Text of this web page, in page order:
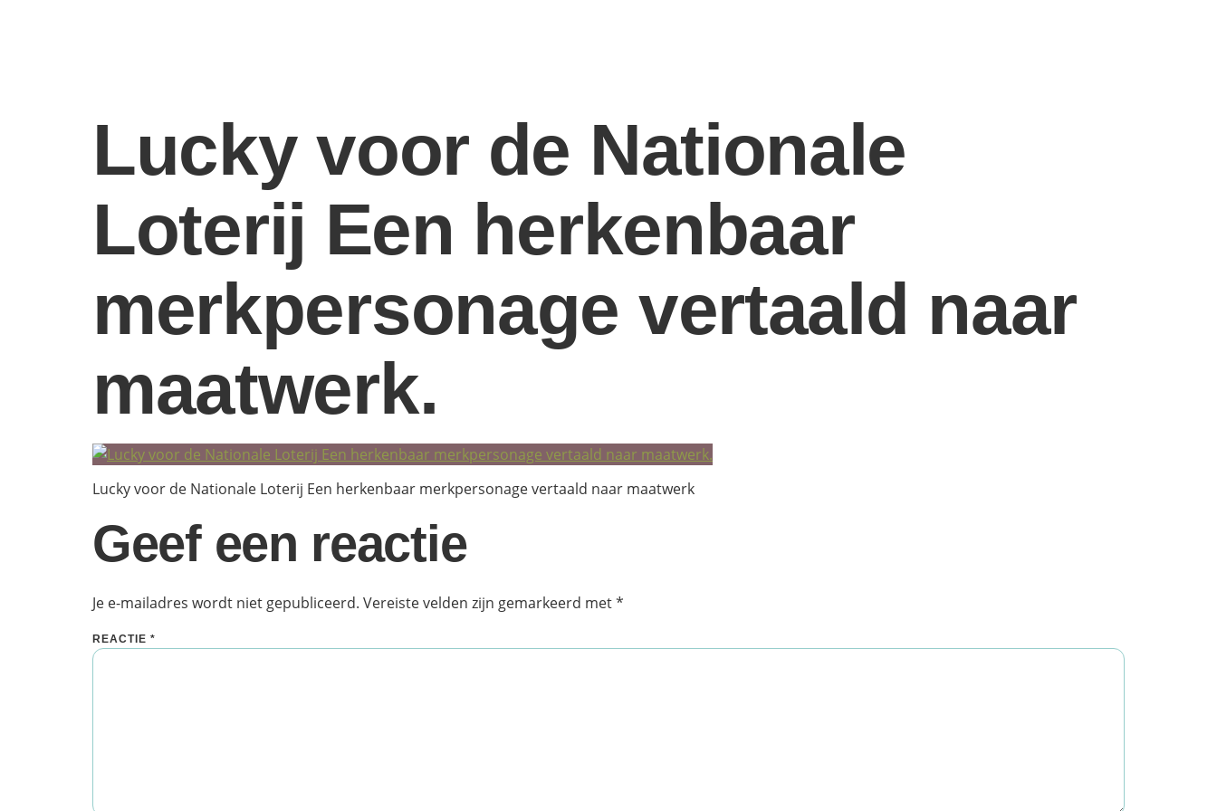
Lucky voor de Nationale
Loterij Een herkenbaar
merkpersonage vertaald naar
maatwerk.
Lucky voor de Nationale Loterij Een herkenbaar merkpersonage vertaald naar maatwerk
Geef een reactie
Je e-mailadres wordt niet gepubliceerd. Vereiste velden zijn gemarkeerd met*
REACTIE *